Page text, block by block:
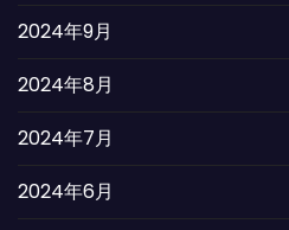
2024年9月
2024年8月
2024年7月
2024年6月